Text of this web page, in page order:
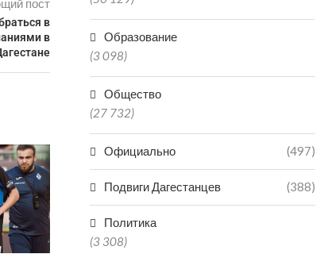
пост
в
в
Образование
(3 098)
Общество
(27 732)
Официально (497)
Подвиги Дагестанцев (388)
Политика
(3 308)